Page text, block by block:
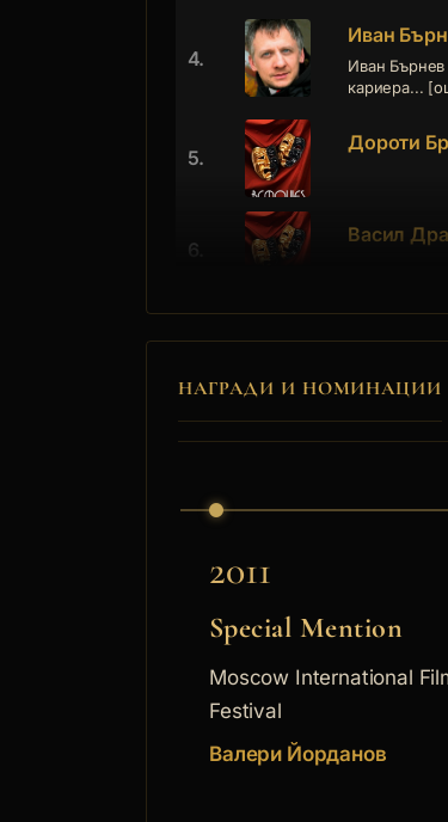
4.
Иван
Иван Бърнев
кариера...
5.
Дороти
6.
Васил
7.
Ина
Яна
Роден е на
НАГРАДИ И НОМИНАЦИИ
2011
Special Mention
Moscow International
Festival
Валери Йорданов